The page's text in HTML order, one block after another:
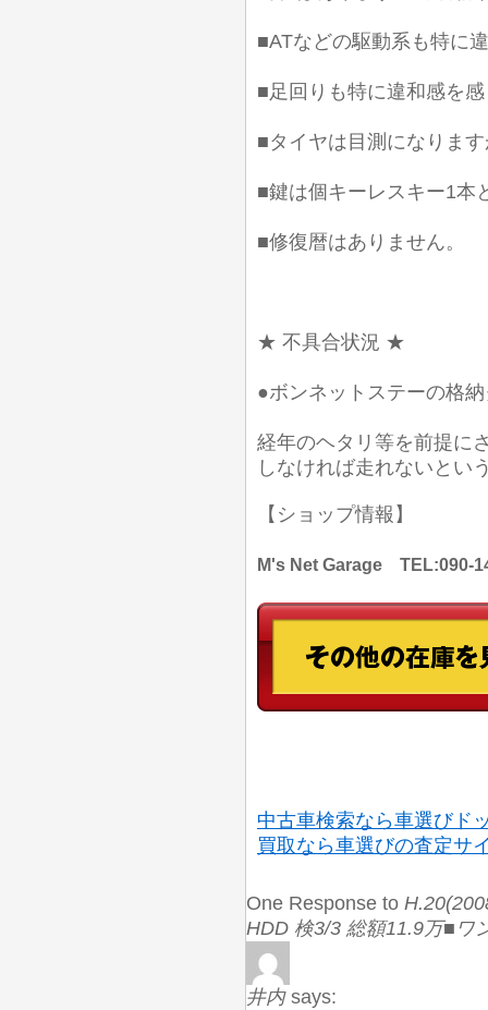
■ATなどの駆動系も特に
■足回りも特に違和感を
■タイヤは目測になりま
■鍵は個キーレスキー1本
■修復暦はありません。
★ 不具合状況 ★
●ボンネットステーの格
経年のヘタリ等を前提に
しなければ走れないとい
【ショップ情報】
M's Net Garage TEL:090-
中古車検索なら車選びド
買取なら車選びの査定サ
One Response to
HDD 検3/3 総額11.9万■ワ
井内 says: